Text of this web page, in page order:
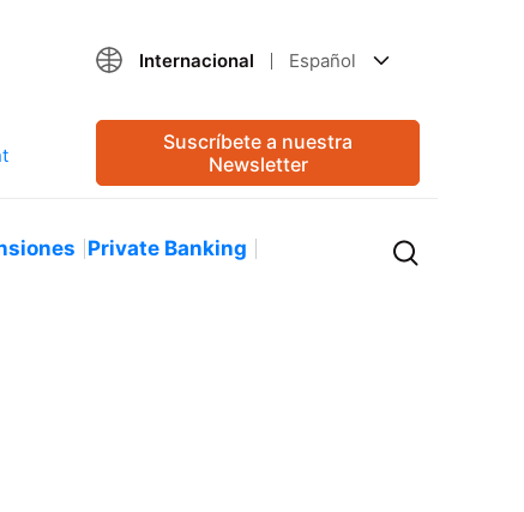
Internacional Español
Suscríbete a nuestra
Newsletter
Private Banking